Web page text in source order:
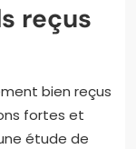
reçus
bien reçus
fortes et
étude de